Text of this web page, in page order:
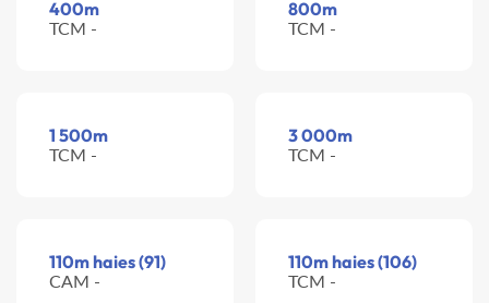
400m
TCM -
800m
TCM -
1 500m
TCM -
3 000m
TCM -
110m haies (91)
CAM -
110m haies (106)
TCM -